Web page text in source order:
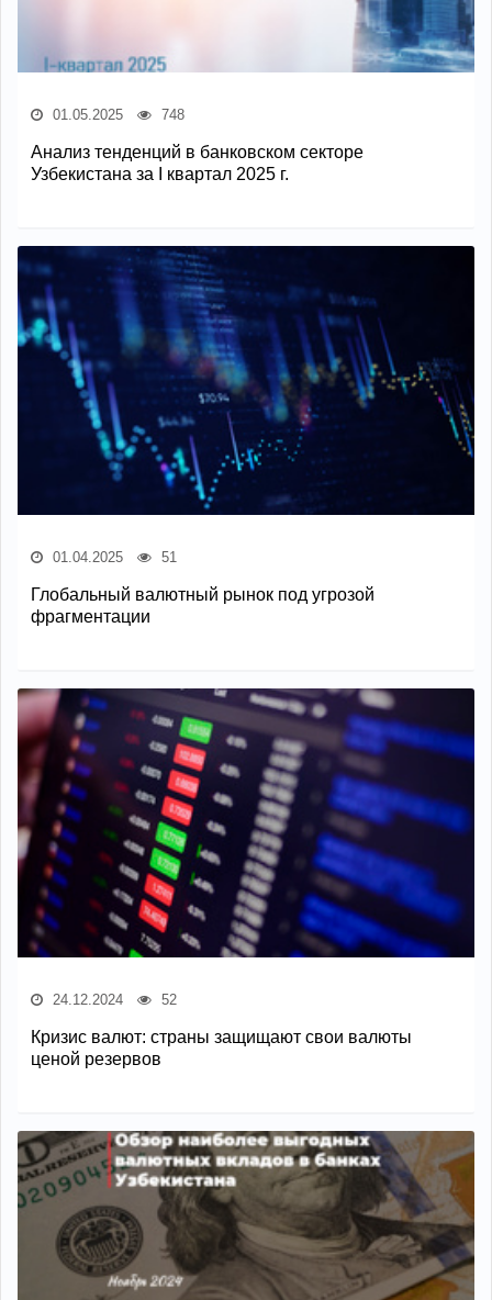
01.05.2025 748
Анализ тенденций в банковском секторе
Узбекистана за I квартал 2025 г.
01.04.2025 51
Глобальный валютный рынок под угрозой
фрагментации
24.12.2024 52
Кризис валют: страны защищают свои валюты
ценой резервов